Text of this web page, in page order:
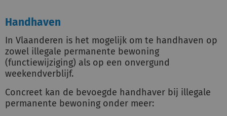
Handhaven
In Vlaanderen is het mogelijk om te handhaven op
zowel illegale permanente bewoning
(functiewijziging) als op een onvergund
weekendverblijf.
Concreet kan de bevoegde handhaver bij illegale
permanente bewoning onder meer: